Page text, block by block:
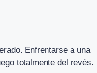
Enfrentarse a una
totalmente del revés.